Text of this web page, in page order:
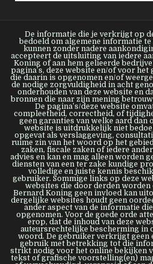
De informatie die je verkrijgt op
bedoeld om algemene informatie
kunnen zonder nadere
accepteert de uitsluiting van iedere
Koning of aan hem gelieerde
pagina’s, deze website en/of voor
die daarin is opgenomen en/of
de nodige zorgvuldigheid in acht
onderhouden van deze website en
bronnen die naar zijn mening
De pagina’s/deze website
compleetheid, correctheid, of
geen garanties van welke aard dan
website is uitdrukkelijk niet
opgevat als verslaggeving,
ruime zin van het woord op het
zaken, fiscale zaken of iedere
advies en kan en mag alleen worden
diensten van een ter zake kundige
volledige en juiste kennis
gebruiker. Sommige links op deze
websites die door derden worden
Bernard Koning geen invloed kan
dergelijke websites houdt geen
ander aspect van de informatie
opgenomen. Voor de goede orde
erop, dat de inhoud van deze
auteursrechtelijke bescherming in
woord. De gebruiker verkrijgt geen
gebruik met betrekking tot die
strikt nodig voor het online bekijken
tekst of grafische voorstelling(en)